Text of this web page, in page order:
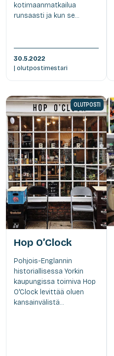
kotimaanmatkailua
runsaasti ja kun se...
30.5.2022
| olutpostimestari
OLUTPOSTI
Hop O’Clock
Pohjois-Englannin
historiallisessa Yorkin
kaupungissa toimiva Hop
O'Clock levittää oluen
kansainvälistä...